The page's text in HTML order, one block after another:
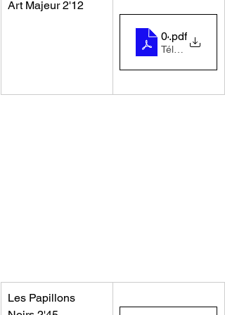
Art Majeur 2'12
04-art_majeur
.pdf
Télécharger
Les Papillons